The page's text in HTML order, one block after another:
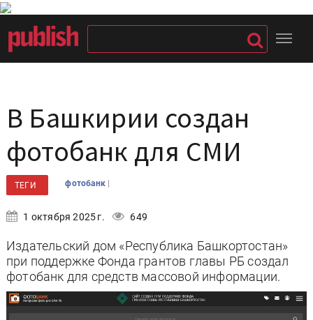
В Башкирии создан
фотобанк для СМИ
ТЕГИ фотобанк |
1 октября 2025 г. 649
Издательский дом «Республика Башкортостан»
при поддержке Фонда грантов главы РБ создал
фотобанк для средств массовой информации.